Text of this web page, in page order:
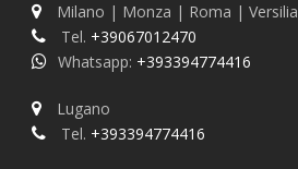
Milano | Monza | Roma | Versilia
Tel. +39067012470
Whatsapp: +393394774416
Lugano
Tel. +393394774416